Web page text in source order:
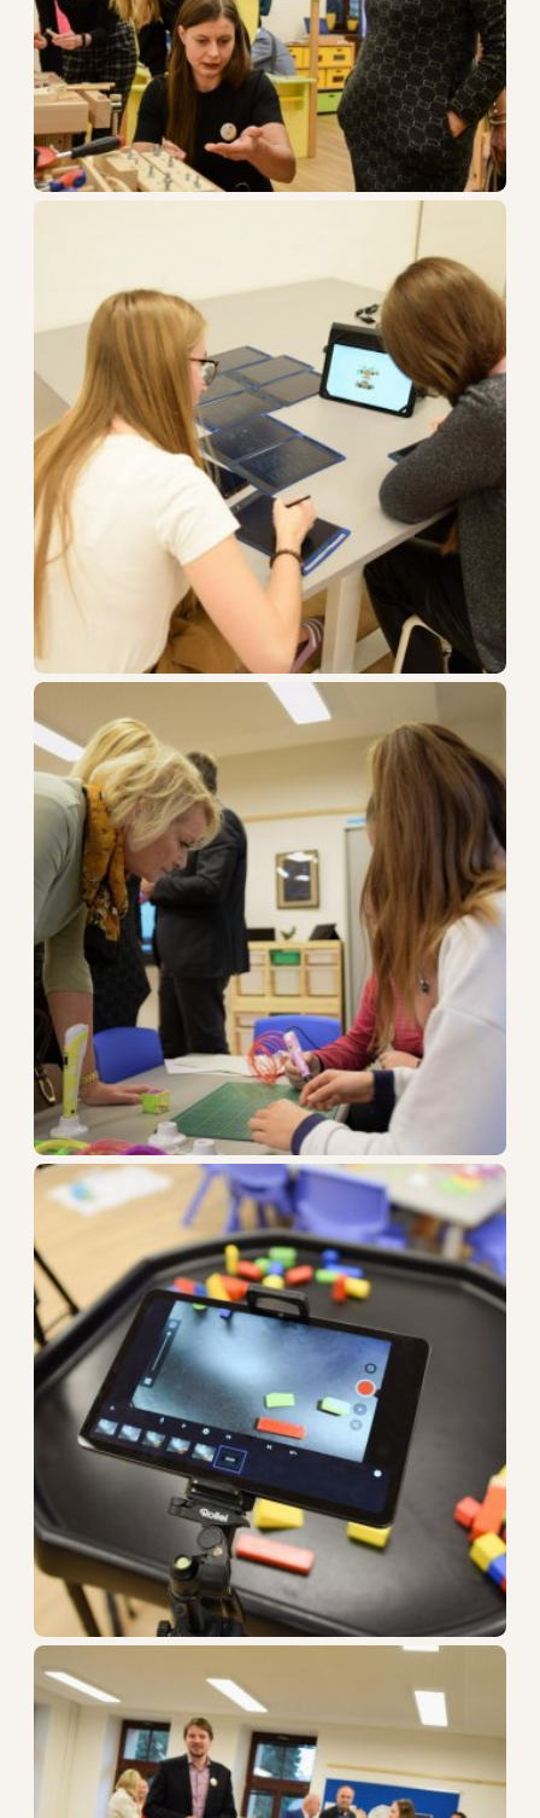
STŘEDNÍ ŠKOLA
VYŠŠÍ ODBORNÁ ŠKOLA
DALŠÍ VZDĚLÁVÁNÍ
O škole
Dokumenty
Kontakty